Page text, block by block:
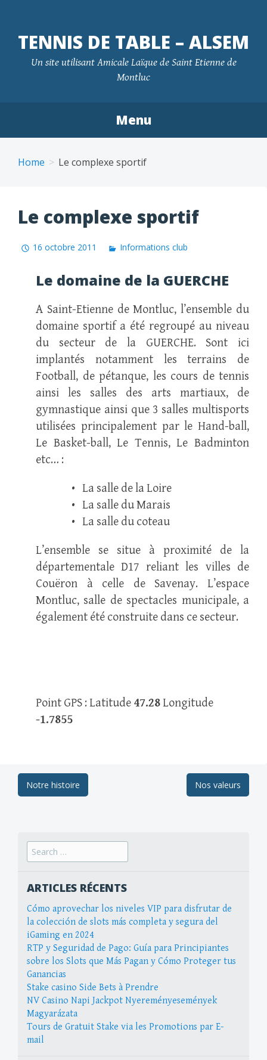
TENNIS DE TABLE – ALSEM
Un site utilisant Amicale Laïque de Saint Etienne de
Montluc
Menu
content
Home Le complexe sportif
Le complexe sportif
16 octobre 2011 Informations club
Le domaine de la GUERCHE
A Saint-Etienne de Montluc, l’ensemble du
domaine sportif a été regroupé au niveau
du secteur de la GUERCHE. Sont ici
implantés notamment les terrains de
Football, de pétanque, les cours de tennis
ainsi les salles des arts martiaux, de
gymnastique ainsi que 3 salles multisports
utilisées principalement par le Hand-ball,
Le Basket-ball, Le Tennis, Le Badminton
etc… :
• La salle de la Loire
• La salle du Marais
• La salle du coteau
L’ensemble se situe à proximité de la
départementale D17 reliant les villes de
Couëron à celle de Savenay. L’espace
Montluc, salle de spectacles municipale, a
également été construite dans ce secteur.
Point GPS : Latitude 47.28Longitude
-1.7855
PostNotre histoire Nos valeurs
Search
for:
ARTICLES RÉCENTS
Cómo aprovechar los niveles VIP para disfrutar de
la colección de slots más completa y segura del
iGaming en 2024
RTP y Seguridad de Pago: Guía para Principiantes
sobre los Slots que Más Pagan y Cómo Proteger tus
Ganancias
Stake casino Side Bets à Prendre
NV Casino Napi Jackpot Nyereményesemények
Magyarázata
Tours de Gratuit Stake via les Promotions par E-
mail